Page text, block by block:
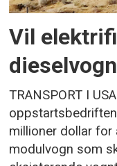
Vil
TRANSPORT I
millioner dollar for
modulvogn som